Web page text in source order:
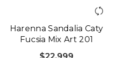
Harenna Sandalia Caty
Fucsia Mix Art 201